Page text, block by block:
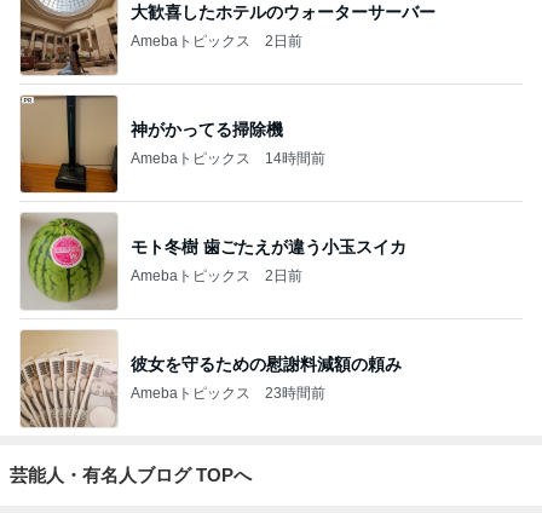
大歓喜したホテルのウォーターサーバー
Amebaトピックス 2日前
神がかってる掃除機
Amebaトピックス 14時間前
モト冬樹 歯ごたえが違う小玉スイカ
Amebaトピックス 2日前
彼女を守るための慰謝料減額の頼み
Amebaトピックス 23時間前
芸能人・有名人ブログ TOPへ